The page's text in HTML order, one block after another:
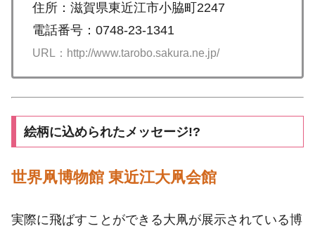
住所：滋賀県東近江市小脇町2247
電話番号：0748-23-1341
URL：http://www.tarobo.sakura.ne.jp/
絵柄に込められたメッセージ!?
世界凧博物館 東近江大凧会館
実際に飛ばすことができる大凧が展示されている博